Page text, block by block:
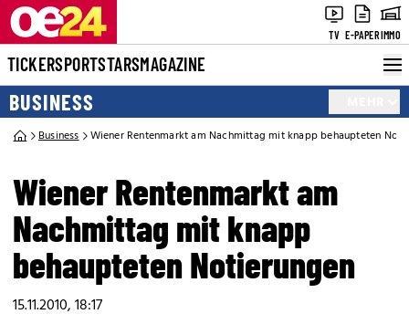
TV E-PAPERIMMO
TICKERSPORTSTARSMAGAZINE
BUSINESS
Business Wiener Rentenmarkt am Nachmittag mit knapp behaupteten
Wiener Rentenmarkt am
Nachmittag mit knapp
behaupteten Notierungen
15.11.2010, 18:17